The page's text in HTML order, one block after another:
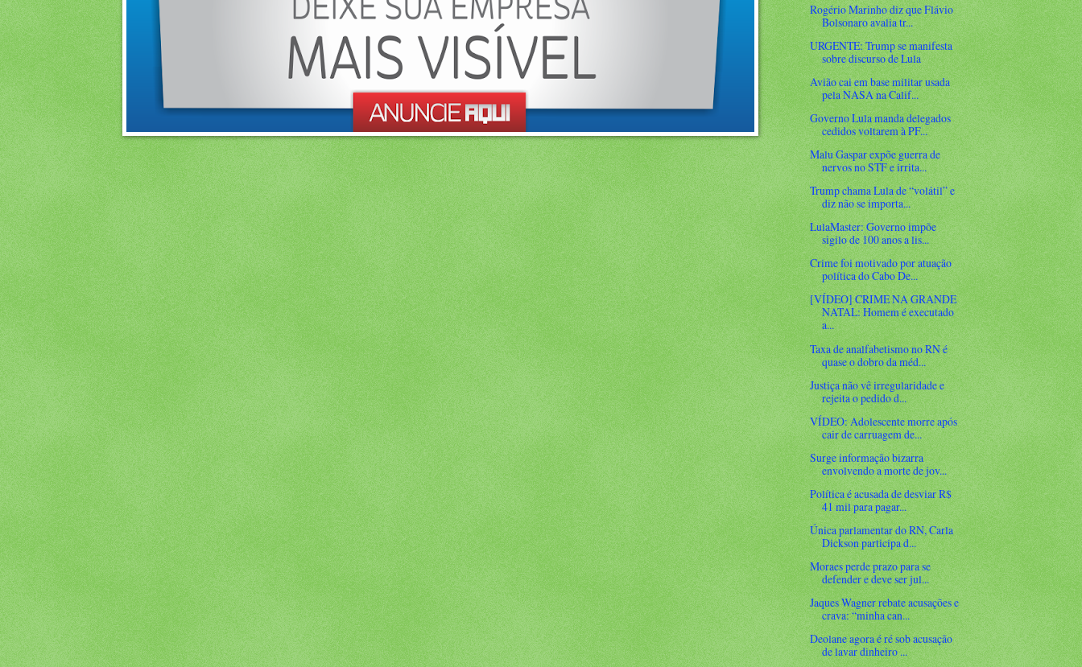
Rogério Marinho diz que Flávio
Bolsonaro avalia tr...
URGENTE: Trump se manifesta
sobre discurso de Lula
Avião cai em base militar usada
pela NASA na Calif...
Governo Lula manda delegados
cedidos voltarem à PF...
Malu Gaspar expõe guerra de
nervos no STF e irrita...
Trump chama Lula de “volátil” e
diz não se importa...
LulaMaster: Governo impõe
sigilo de 100 anos a lis...
Crime foi motivado por atuação
política do Cabo De...
[VÍDEO] CRIME NA GRANDE
NATAL: Homem é executado
a...
Taxa de analfabetismo no RN é
quase o dobro da méd...
Justiça não vê irregularidade e
rejeita o pedido d...
VÍDEO: Adolescente morre após
cair de carruagem de...
Surge informação bizarra
envolvendo a morte de jov...
Política é acusada de desviar R$
41 mil para pagar...
Única parlamentar do RN, Carla
Dickson participa d...
Moraes perde prazo para se
defender e deve ser jul...
Jaques Wagner rebate acusações e
crava: “minha can...
Deolane agora é ré sob acusação
de lavar dinheiro ...